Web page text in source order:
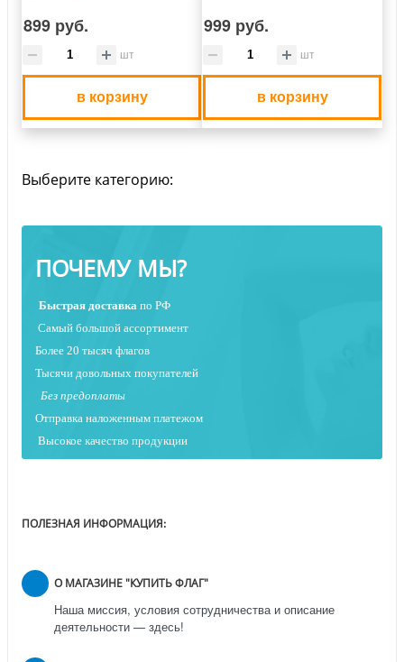
899 руб.
шт
в корзину
999 руб.
шт
в корзину
Выберите категорию:
ПОЧЕМУ МЫ?
Быстрая доставка по РФ
Самый большой ассортимент
Более 20 тысяч флагов
Тысячи довольных покупателей
Без предоплаты
Отправка наложенным платежом
Высокое качество продукции
ПОЛЕЗНАЯ ИНФОРМАЦИЯ:
О МАГАЗИНЕ "КУПИТЬ ФЛАГ"
Наша миссия, условия сотрудничества и описание
деятельности — здесь!